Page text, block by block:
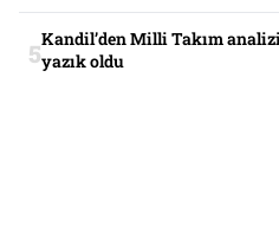
Kandil’den Milli Takım
yazık oldu